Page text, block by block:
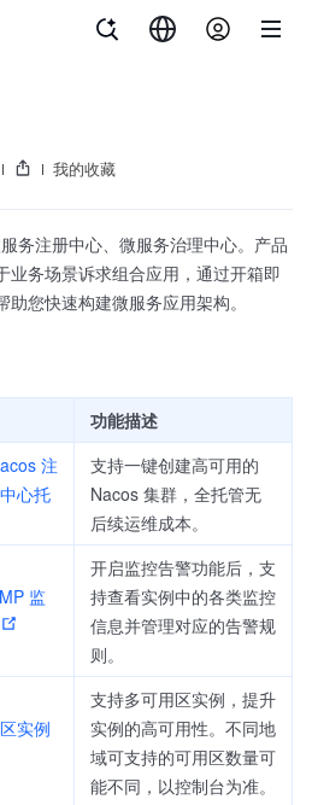
我的收藏
务注册中心、微服务治理中心。产品
业务场景诉求组合应用，通过开箱即
您快速构建微服务应用架构。
功能描述
注
心托
支持一键创建高可用的
Nacos 集群，全托管无
后续运维成本。
监
开启监控告警功能后，支
持查看实例中的各类监控
信息并管理对应的告警规
则。
实例
支持多可用区实例，提升
实例的高可用性。不同地
域可支持的可用区数量可
能不同，以控制台为准。